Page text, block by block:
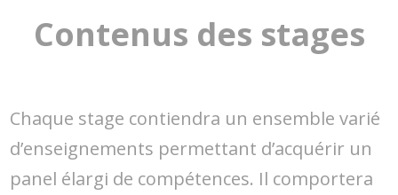
Contenus des stages
Chaque stage contiendra un ensemble varié
d’enseignements permettant d’acquérir un
panel élargi de compétences. Il comportera